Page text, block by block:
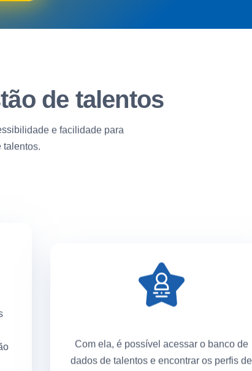
de talentos
e facilidade para
talentos.
Com ela, é possível acessar o banco de
dados de talentos e encontrar os perfis de